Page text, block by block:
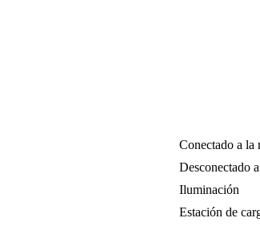
Conectado a la
Desconectado
Iluminación
Estación de